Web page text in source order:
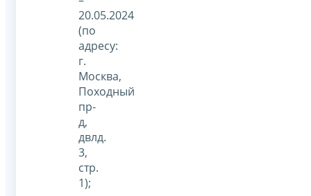
20.05.2024
(по
адресу:
г.
Москва,
Походный
пр-
д,
двлд.
3,
стр.
1);